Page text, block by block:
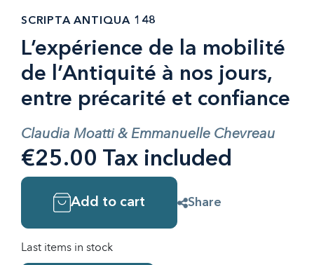
SCRIPTA ANTIQUA 148
L’expérience de la mobilité
de l’Antiquité à nos jours,
entre précarité et confiance
Claudia Moatti & Emmanuelle Chevreau
€25.00 Tax included
Add to cart Share
Last items in stock